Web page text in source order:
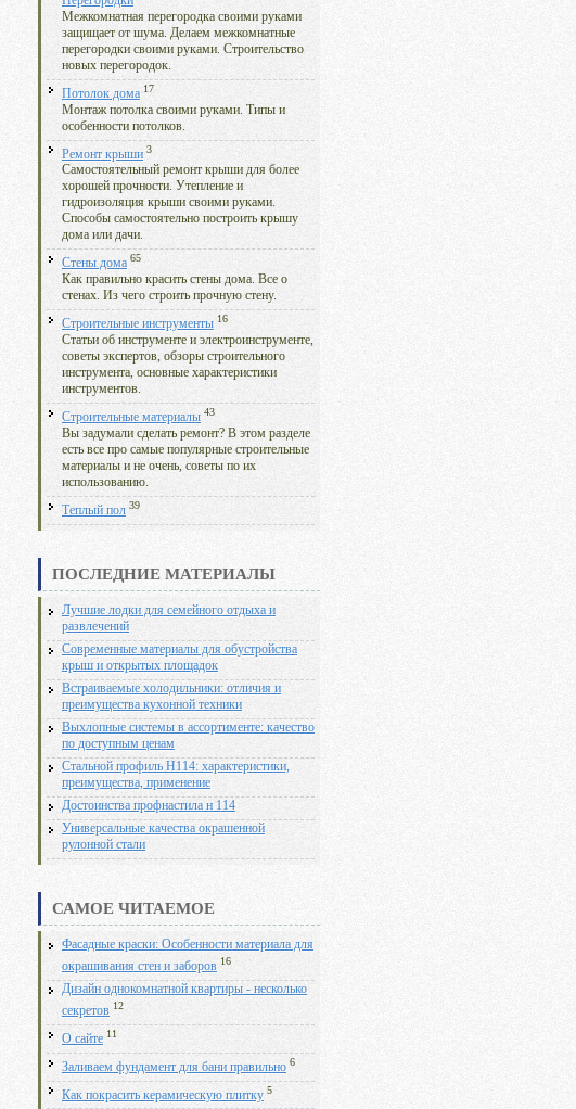
Межкомнатная перегородка своими руками
защищает от шума. Делаем межкомнатные
перегородки своими руками. Строительство
новых перегородок.
Потолок дома 17
Монтаж потолка своими руками. Типы и
особенности потолков.
Ремонт крыши 3
Самостоятельный ремонт крыши для более
хорошей прочности. Утепление и
гидроизоляция крыши своими руками.
Способы самостоятельно построить крышу
дома или дачи.
Стены дома 65
Как правильно красить стены дома. Все о
стенах. Из чего строить прочную стену.
Строительные инструменты 16
Статьи об инструменте и электроинструменте,
советы экспертов, обзоры строительного
инструмента, основные характеристики
инструментов.
Строительные материалы 43
Вы задумали сделать ремонт? В этом разделе
есть все про самые популярные строительные
материалы и не очень, советы по их
использованию.
Теплый пол 39
ПОСЛЕДНИЕ МАТЕРИАЛЫ
Лучшие лодки для семейного отдыха и
развлечений
Современные материалы для обустройства
крыш и открытых площадок
Встраиваемые холодильники: отличия и
преимущества кухонной техники
Выхлопные системы в ассортименте: качество
по доступным ценам
Стальной профиль Н114: характеристики,
преимущества, применение
Достоинства профнастила н 114
Универсальные качества окрашенной
рулонной стали
САМОЕ ЧИТАЕМОЕ
Фасадные краски: Особенности материала для
окрашивания стен и заборов 16
Дизайн однокомнатной квартиры - несколько
секретов 12
О сайте 11
Заливаем фундамент для бани правильно 6
Как покрасить керамическую плитку 5